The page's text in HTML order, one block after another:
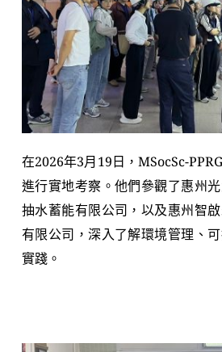
在2026年3月19日，MSocSc-
進行實地考察。他們參觀了惠州
抽水蓄能有限公司，以及惠州智
有限公司，深入了解環境管理、
實踐。